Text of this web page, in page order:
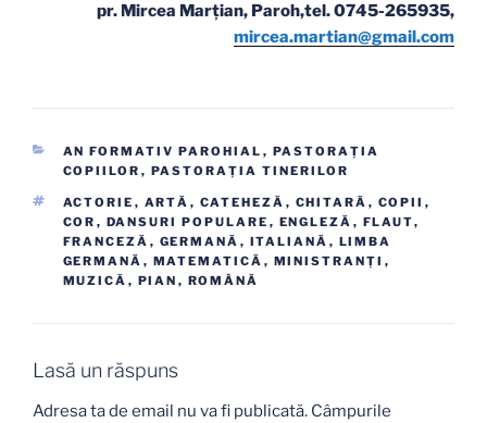
pr. Mircea Marțian, Paroh,tel. 0745-265935,
mircea.martian@gmail.com
CATEGORII
AN FORMATIV PAROHIAL , PASTORAŢIA
COPIILOR , PASTORAŢIA TINERILOR
ETICHETE
ACTORIE , ARTĂ , CATEHEZĂ , CHITARĂ , COPII ,
COR , DANSURI POPULARE , ENGLEZĂ , FLAUT,
FRANCEZĂ , GERMANĂ , ITALIANĂ , LIMBA
GERMANĂ , MATEMATICĂ , MINISTRANŢI ,
MUZICĂ , PIAN , ROMÂNĂ
Lasă un răspuns
Adresa ta de email nu va fi publicată. Câmpurile